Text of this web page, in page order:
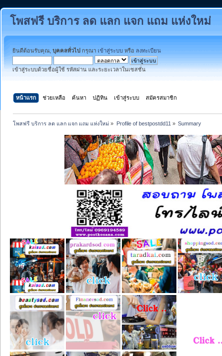
โพสฟรี บริการ ลด แลก แจก แถม แห่งใหม่
ยินดีต้อนรับคุณ, บุคคลทั่วไป กรุณา เข้าสู่ระบบ หรือ ลงทะเบียน
เข้าสู่ระบบด้วยชื่อผู้ใช้ รหัสผ่าน และระยะเวลาในเซสชั่น
หน้าแรก ช่วยเหลือ ค้นหา ปฏิทิน เข้าสู่ระบบ สมัครสมาชิก
โพสฟรี บริการ ลด แลก แจก แถม แห่งใหม่ » Profile of bestpostdd11 » Summary